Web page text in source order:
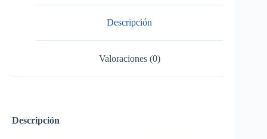
Descripción
Valoraciones (0)
Descripción